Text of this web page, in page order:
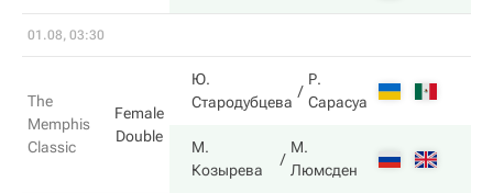
01.08, 03:30
The
Memphis
Classic
Female
Double
Ю.
Стародубцева
Р.
Сарасуа
М.
Козырева
М.
Люмсден